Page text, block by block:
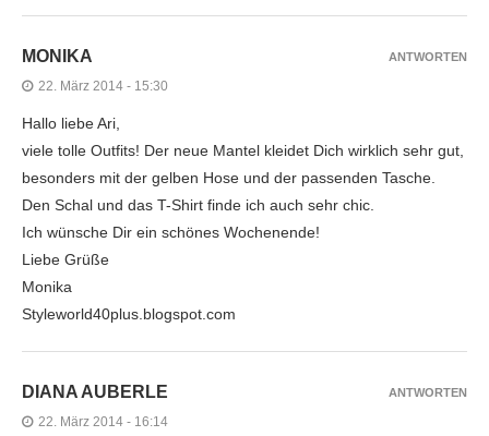
MONIKA
22. März 2014 - 15:30
Hallo liebe Ari,
viele tolle Outfits! Der neue Mantel kleidet Dich wirklich sehr gut,
besonders mit der gelben Hose und der passenden Tasche.
Den Schal und das T-Shirt finde ich auch sehr chic.
Ich wünsche Dir ein schönes Wochenende!
Liebe Grüße
Monika
Styleworld40plus.blogspot.com
ANTWORTEN
DIANA AUBERLE
22. März 2014 - 16:14
ANTWORTEN